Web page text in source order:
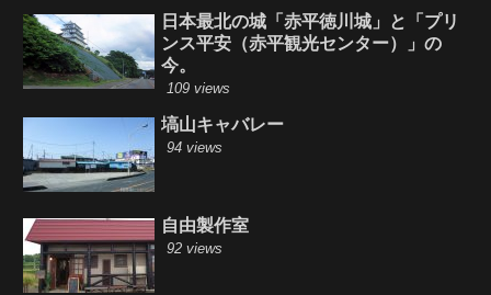
日本最北の城「赤平徳川城」と「プリ
ンス平安（赤平観光センター）」の
今。
109 views
塙山キャバレー
94 views
自由製作室
92 views